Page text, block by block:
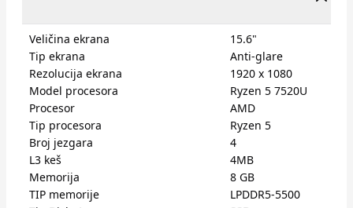
Veličina ekrana
15.6"
Tip ekrana
Anti-glare
Rezolucija ekrana
1920 x 1080
Model procesora
Ryzen 5 7520U
Procesor
AMD
Tip procesora
Ryzen 5
Broj jezgara
4
L3 keš
4MB
Memorija
8 GB
TIP memorije
LPDDR5-5500